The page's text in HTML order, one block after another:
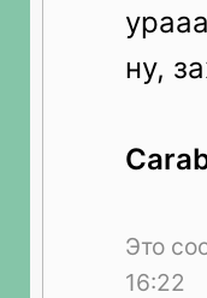
ну,
Это
16:22